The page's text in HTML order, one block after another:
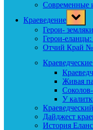
Современные
Краеведение
Toggle
sub-
menu
Герои-
Герои-
Отчий Край
Живая
У
Дайджест
История